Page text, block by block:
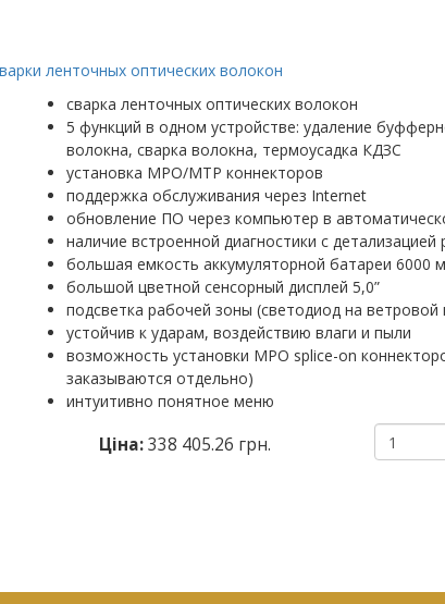
ленточных оптических волокон
сварка ленточных оптических волокон
5 функций в одном устройстве: удаление
волокна, сварка волокна, термоусадка КДЗС
установка MPO/MTP коннекторов
поддержка обслуживания через Internet
обновление ПО через компьютер в
наличие встроенной диагностики с детализацией
большая емкость аккумуляторной батареи 6000
большой цветной сенсорный дисплей 5,0”
подсветка рабочей зоны (светодиод на ветровой
устойчив к ударам, воздействию влаги и пыли
возможность установки MPO splice-on
заказываются отдельно)
интуитивно понятное меню
Ціна: 338 405.26 грн.